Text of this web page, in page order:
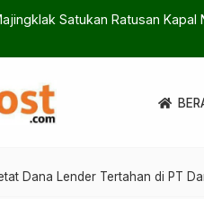
Ancaman Bangsa Kini
Dana Lender Tertahan di PT